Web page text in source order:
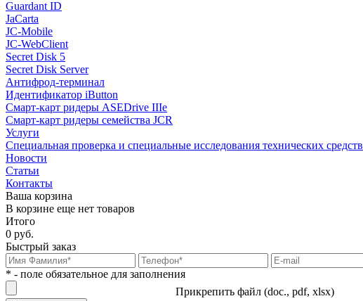
Guardant ID
JaCarta
JC-Mobile
JC-WebClient
Secret Disk 5
Secret Disk Server
Антифрод-терминал
Идентификатор iButton
Смарт-карт ридеры ASEDrive IIIe
Смарт-карт ридеры семейства JCR
Услуги
Специальная проверка и специальные исследования технических средств
Новости
Статьи
Контакты
Ваша корзина
В корзине еще нет товаров
Итого
0 руб.
Быстрый заказ
* - поле обязательное для заполнения
Прикрепить файл (doc., pdf, xlsx)